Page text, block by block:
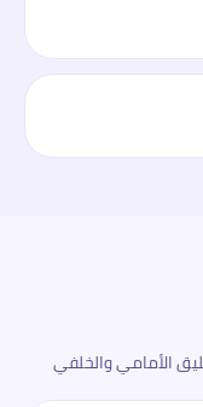
الأمامي والخلفي